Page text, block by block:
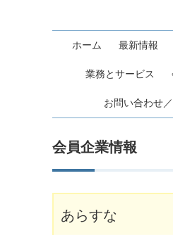
ホーム 最新情報
業務とサービス
お問い合わせ
会員企業情報
あらすな